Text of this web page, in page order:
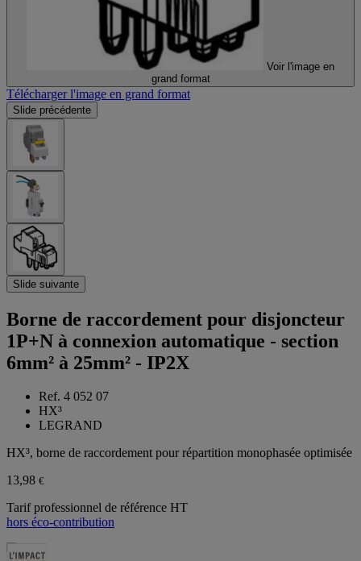
Voir l'image en
grand format
Télécharger l'image en grand format
Slide précédente
Slide suivante
Borne de raccordement pour disjoncteur
1P+N à connexion automatique - section
6mm² à 25mm² - IP2X
Ref. 4 052 07
HX³
LEGRAND
HX³, borne de raccordement pour répartition monophasée optimisée
13,98 €
Tarif professionnel de référence HT
hors éco-contribution